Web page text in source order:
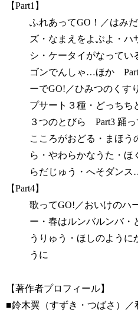
【Part1】
ふれあってGO！／はみ
ズ・なまえをよぶよ・ハ
シ・ケータイがなってい
ゴンでんしゃ…ほか
ーでGO!／ひみつのくす
プサート３種・どっちち
３つのとびら Part3 踊っ
こころがおどる・まほう
ら・やわらかなうた・ほ
らだじゅう・へそダン
【Part4】
歌ってGO!／おいけのハ
ー・春はルンバルンバ・
うりゅう・ほしのように
うに
【著作者プロフィール】
■鈴木翼（すずき・つばさ）／